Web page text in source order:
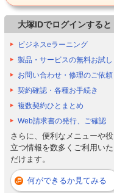
大塚IDでログインすると
ビジネスeラーニング
製品・サービスの無料お試し
お問い合わせ・修理のご依頼
契約確認・各種お手続き
複数契約ひとまとめ
Web請求書の発行、ご確認
さらに、便利なメニューや役
立つ情報を数多くご利用いた
だけます。
何ができるか見てみる